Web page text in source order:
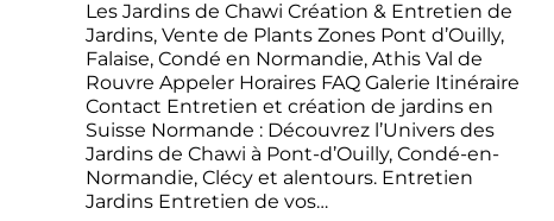
Les Jardins de Chawi Création & Entretien de
Jardins, Vente de Plants Zones Pont d’Ouilly,
Falaise, Condé en Normandie, Athis Val de
Rouvre Appeler Horaires FAQ Galerie Itinéraire
Contact Entretien et création de jardins en
Suisse Normande : Découvrez l’Univers des
Jardins de Chawi à Pont-d’Ouilly, Condé-en-
Normandie, Clécy et alentours. Entretien
Jardins Entretien de vos…